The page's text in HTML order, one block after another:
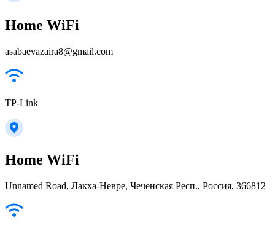
Home WiFi
asabaevazaira8@gmail.com
TP-Link
Home WiFi
Unnamed Road, Лакха-Невре, Чеченская Респ., Россия, 366812